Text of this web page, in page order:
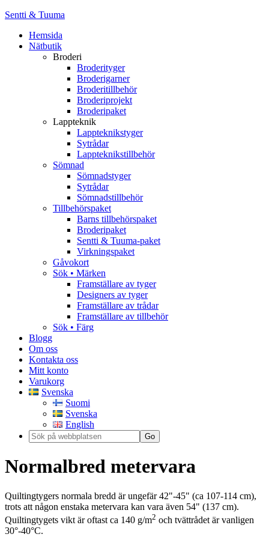
Sentti & Tuuma
Hemsida
Nätbutik
Broderi
Broderityger
Broderigarner
Broderitillbehör
Broderiprojekt
Broderipaket
Lappteknik
Lappteknikstyger
Sytrådar
Lappteknikstillbehör
Sömnad
Sömnadstyger
Sytrådar
Sömnadstillbehör
Tillbehörspaket
Barns tillbehörspaket
Broderipaket
Sentti & Tuuma-paket
Virkningspaket
Gåvokort
Sök • Märken
Framställare av tyger
Designers av tyger
Framställare av trådar
Framställare av tillbehör
Sök • Färg
Blogg
Om oss
Kontakta oss
Mitt konto
Varukorg
Svenska
Suomi
Svenska
English
Normalbred metervara
Quiltingtygers normala bredd är ungefär 42"-45" (ca 107-114 cm),
trots att någon enstaka metervara kan vara även 54" (137 cm).
Quiltingtygets vikt är oftast ca 140 g/m2 och tvättrådet är vanligen
30°-40°C.